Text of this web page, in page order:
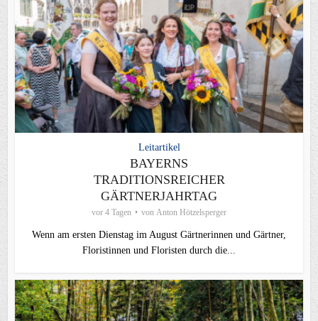
Leitartikel
BAYERNS
TRADITIONSREICHER
GÄRTNERJAHRTAG
vor 4 Tagen von Anton Hötzelsperger
Wenn am ersten Dienstag im August Gärtnerinnen und Gärtner,
Floristinnen und Floristen durch die...